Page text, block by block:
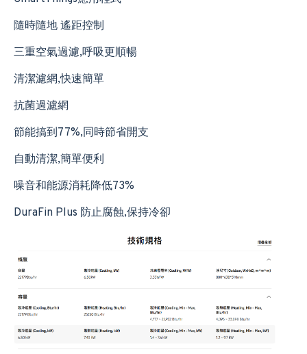
隨時隨地 遙距控制
三重空氣過濾,呼吸更順暢
清潔濾網,快速簡單
抗菌過濾網
節能搞到77%,同時節省開支
自動清潔,簡單便利
噪音和能源消耗降低73%
DuraFin Plus 防止腐蝕,保持冷卻